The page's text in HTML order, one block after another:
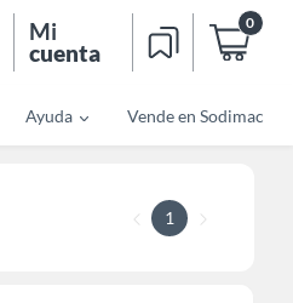
Mi
cuenta
0
Ayuda Vende en Sodimac
1